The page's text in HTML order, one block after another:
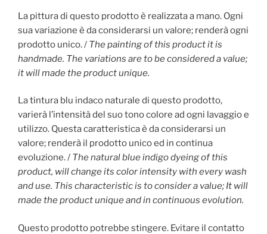
La pittura di questo prodotto è realizzata a mano. Ogni
sua variazione è da considerarsi un valore; renderà ogni
prodotto unico. / The painting of this product it is
handmade. The variations are to be considered a value;
it will made the product unique.
La tintura blu indaco naturale di questo prodotto,
varierà l’intensità del suo tono colore ad ogni lavaggio e
utilizzo. Questa caratteristica è da considerarsi un
valore; renderà il prodotto unico ed in continua
evoluzione. / The natural blue indigo dyeing of this
product, will change its color intensity with every wash
and use. This characteristic is to consider a value; It will
made the product unique and in continuous evolution.
Questo prodotto potrebbe stingere. Evitare il contatto